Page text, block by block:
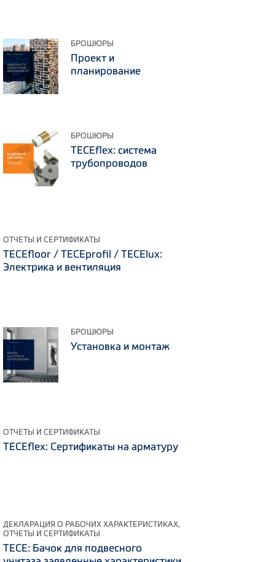
БРОШЮРЫ
Проект и
планирование
БРОШЮРЫ
TECEflex: система
трубопроводов
ОТЧЕТЫ И СЕРТИФИКАТЫ
TECEfloor / TECEprofil / TECElux:
Электрика и вентиляция
БРОШЮРЫ
Установка и монтаж
ОТЧЕТЫ И СЕРТИФИКАТЫ
ТЕСЕflex: Сертификаты на арматуру
ДЕКЛАРАЦИЯ О РАБОЧИХ ХАРАКТЕРИСТИКАХ,
ОТЧЕТЫ И СЕРТИФИКАТЫ
TECE: Бачок для подвесного